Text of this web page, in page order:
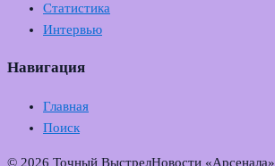
Статистика
Интервью
Навигация
Главная
Поиск
© 2026 Точный ВыстрелНовости «Арсенала»